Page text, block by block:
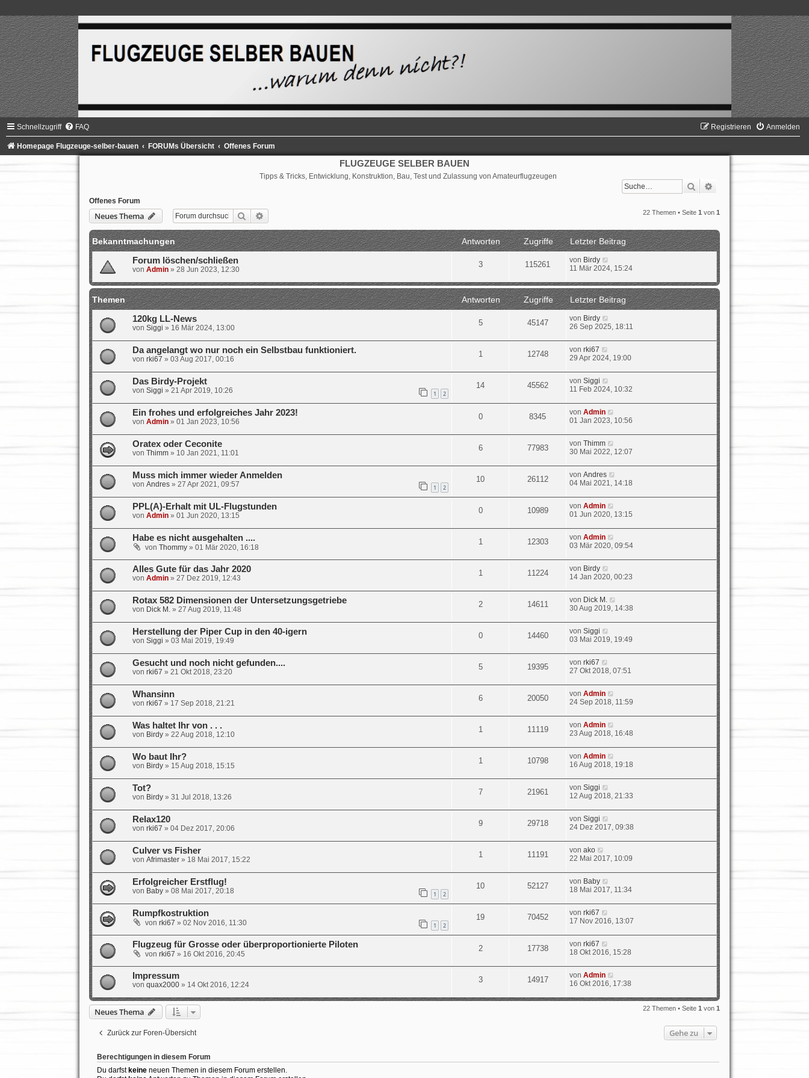
Schnellzugriff FAQ Anmelden
Registrieren
Homepage Flugzeuge-selber-bauen FORUMs Übersicht Offenes Forum
FLUGZEUGE SELBER BAUEN
Tipps & Tricks, Entwicklung, Konstruktion, Bau, Test und Zulassung von Amateurflugzeugen
Suche
Offenes Forum
Neues Thema Suche 22 Themen • Seite1 von1
Bekanntmachungen Antworten Zugriffe
Letzter Beitrag
Forum löschen/schließen
von Admin» 28 Jun 2023, 12:30
3 115261 von Birdy
11 Mär 2024, 15:24
Themen Antworten Zugriffe
Letzter Beitrag
120kg LL-News
von Siggi » 16 Mär 2024, 13:00
5 45147 von Birdy
26 Sep 2025, 18:11
Da angelangt wo nur noch ein Selbstbau funktioniert.
von rki67 » 03 Aug 2017, 00:16
1 12748 vonrki67
29 Apr 2024, 19:00
Das Birdy-Projekt
von Siggi » 21 Apr 2019, 10:26 1 2
14 45562 vonSiggi
11 Feb 2024, 10:32
Ein frohes und erfolgreiches Jahr 2023!
von Admin» 01 Jan 2023, 10:56
0 8345 vonAdmin
01 Jan 2023, 10:56
Oratex oder Ceconite
von Thimm» 10 Jan 2021, 11:01
6 77983 vonThimm
30 Mai 2022, 12:07
Muss mich immer wieder Anmelden
von Andres» 27 Apr 2021, 09:57 1 2
10 26112 vonAndres
04 Mai 2021, 14:18
PPL(A)-Erhalt mit UL-Flugstunden
von Admin» 01 Jun 2020, 13:15
0 10989 vonAdmin
01 Jun 2020, 13:15
Habe es nicht ausgehalten ....
von Thommy» 01 Mär 2020, 16:18
1 12303 vonAdmin
03 Mär 2020, 09:54
Alles Gute für das Jahr 2020
von Admin» 27 Dez 2019, 12:43
1 11224 von Birdy
14 Jan 2020, 00:23
Rotax 582 Dimensionen der Untersetzungsgetriebe
von Dick M.» 27 Aug 2019, 11:48
2 14611 von Dick M.
30 Aug 2019, 14:38
Herstellung der Piper Cup in den 40-igern
von Siggi » 03 Mai 2019, 19:49
0 14460 vonSiggi
03 Mai 2019, 19:49
Gesucht und noch nicht gefunden....
von rki67 » 21 Okt 2018, 23:20
5 19395 vonrki67
27 Okt 2018, 07:51
Whansinn
von rki67 » 17 Sep 2018, 21:21
6 20050 vonAdmin
24 Sep 2018, 11:59
Was haltet Ihr von . . .
von Birdy» 22 Aug 2018, 12:10
1 11119 vonAdmin
23 Aug 2018, 16:48
Wo baut Ihr?
von Birdy» 15 Aug 2018, 15:15
1 10798 vonAdmin
16 Aug 2018, 19:18
Tot?
von Birdy» 31 Jul 2018, 13:26
7 21961 vonSiggi
12 Aug 2018, 21:33
Relax120
von rki67 » 04 Dez 2017, 20:06
9 29718 vonSiggi
24 Dez 2017, 09:38
Culver vs Fisher
von Afrimaster» 18 Mai 2017, 15:22
1 11191 vonako
22 Mai 2017, 10:09
Erfolgreicher Erstflug!
von Baby» 08 Mai 2017, 20:18 1 2
10 52127 von Baby
18 Mai 2017, 11:34
Rumpfkostruktion
von rki67 » 02 Nov 2016, 11:30 1 2
19 70452 vonrki67
17 Nov 2016, 13:07
Flugzeug für Grosse oder überproportionierte Piloten
von rki67 » 16 Okt 2016, 20:45
2 17738 vonrki67
18 Okt 2016, 15:28
Impressum
von quax2000» 14 Okt 2016, 12:24
3 14917 vonAdmin
16 Okt 2016, 17:38
Neues Thema 22 Themen • Seite1 von1
Zurück zur Foren-Übersicht Gehe zu
Berechtigungen in diesem Forum
Du darfst keineneuen Themen in diesem Forum erstellen.